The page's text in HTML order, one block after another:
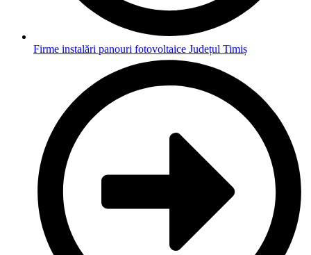
Firme instalări panouri fotovoltaice Județul Timiș